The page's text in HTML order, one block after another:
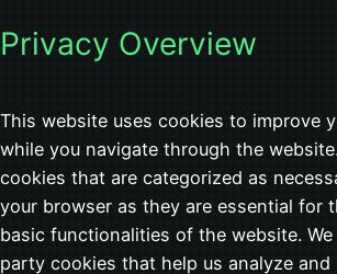
Privacy Overview
This website uses cookies to improve
while you navigate through the
cookies that are categorized as
your browser as they are essential for
basic functionalities of the website.
party cookies that help us analyze